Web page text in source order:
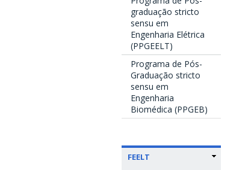
graduação stricto
sensu em
Engenharia Elétrica
(PPGEELT)
Programa de Pós-
Graduação stricto
sensu em
Engenharia
Biomédica (PPGEB)
FEELT